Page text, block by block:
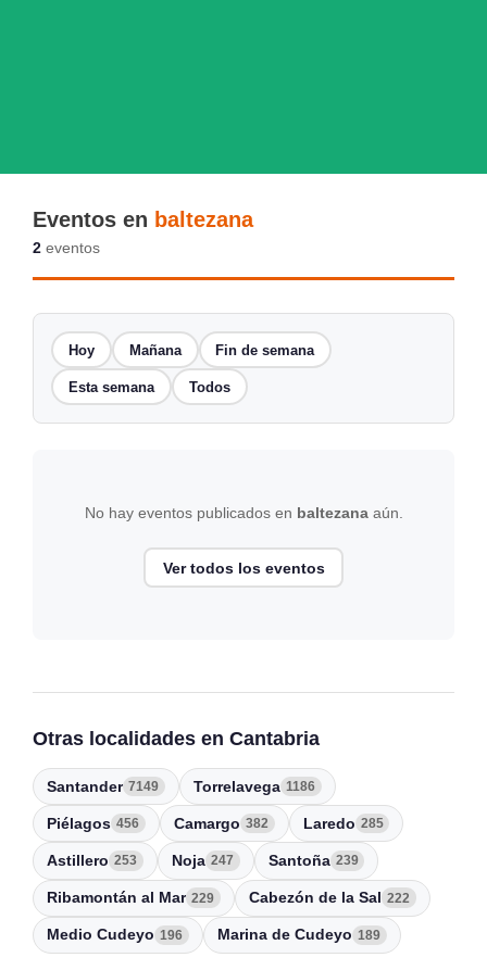
Eventos en baltezana
2 eventos
Hoy Mañana Fin de semana
Esta semana Todos
No hay eventos publicados en baltezanaaún.
Ver todos los eventos
Otras localidades en Cantabria
Santander 7149 Torrelavega 1186
Piélagos 456 Camargo 382 Laredo 285
Astillero 253 Noja 247 Santoña 239
Ribamontán al Mar 229 Cabezón de la Sal 222
Medio Cudeyo 196 Marina de Cudeyo 189